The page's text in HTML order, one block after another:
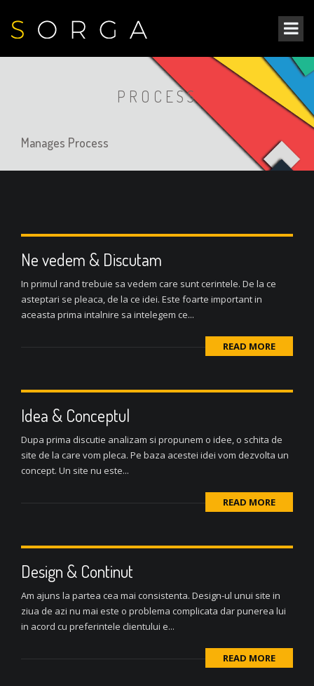
PROCESS
Manages Process
Ne vedem & Discutam
In primul rand trebuie sa vedem care sunt cerintele. De la ce
asteptari se pleaca, de la ce idei. Este foarte important in
aceasta prima intalnire sa intelegem ce...
READ MORE
Idea & Conceptul
Dupa prima discutie analizam si propunem o idee, o schita de
site de la care vom pleca. Pe baza acestei idei vom dezvolta un
concept. Un site nu este...
READ MORE
Design & Continut
Am ajuns la partea cea mai consistenta. Design-ul unui site in
ziua de azi nu mai este o problema complicata dar punerea lui
in acord cu preferintele clientului e...
READ MORE